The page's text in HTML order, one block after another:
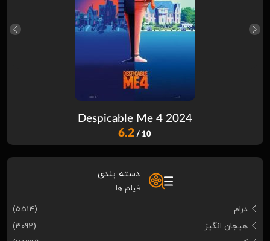
Despicable Me 4 2024
6.2 / 10
دسته بندی
فیلم ها
درام
(5514)
هیجان انگیز
(3092)